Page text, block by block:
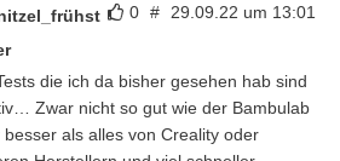
0 # 29.09.22 um 13:01
die ich da bisher gesehen hab sind
Zwar nicht so gut wie der Bambulab
besser als alles von Creality oder